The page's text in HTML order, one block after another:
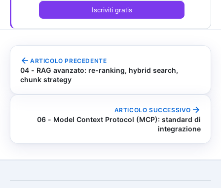
Email Iscriviti gratis
ARTICOLO PRECEDENTE
04 - RAG avanzato: re-ranking, hybrid search,
chunk strategy
ARTICOLO SUCCESSIVO
06 - Model Context Protocol (MCP): standard di
integrazione